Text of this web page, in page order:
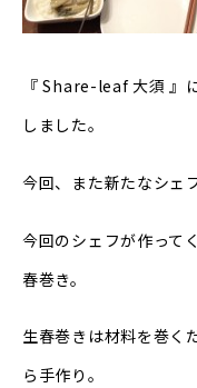
『 Share-leaf 大須 』
しました。
今回、また新たなシェ
今回のシェフが作って
春巻き。
生春巻きは材料を巻く
ら手作り。